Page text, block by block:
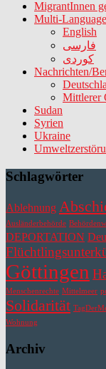
MigrantInnen
Multi-Language
English
فارسی
کوردی
Nachrichten/
Mittlerer
Sudan
Syrien
Ukraine
Schlagwörter
Ablehnung
Ausländerbehörde
DEPORTATION
Göttingen
Menschenrechte Mittelmeer
Solidarität
Wohnung
Archiv